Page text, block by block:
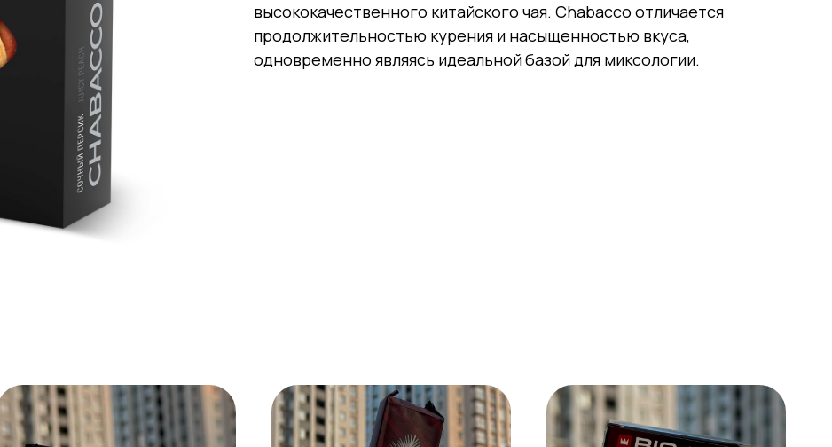
высококачественного китайского чая. Chabacco отличается
продолжительностью курения и насыщенностью вкуса,
одновременно являясь идеальной базой для миксологии.